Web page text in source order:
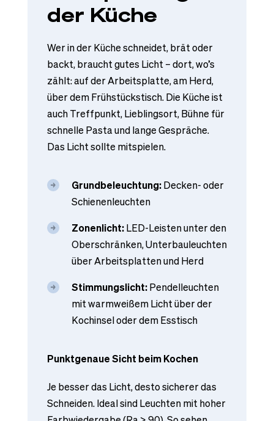
der Küche
Wer in der Küche schneidet, brät oder
backt, braucht gutes Licht – dort, wo’s
zählt: auf der Arbeitsplatte, am Herd,
über dem Frühstückstisch. Die Küche ist
auch Treffpunkt, Lieblingsort, Bühne für
schnelle Pasta und lange Gespräche.
Das Licht sollte mitspielen.
Grundbeleuchtung:Decken- oder
Schienenleuchten
Zonenlicht:LED-Leisten unter den
Oberschränken, Unterbauleuchten
über Arbeitsplatten und Herd
Stimmungslicht:Pendelleuchten
mit warmweißem Licht über der
Kochinsel oder dem Esstisch
Punktgenaue Sicht beim Kochen
Je besser das Licht, desto sicherer das
Schneiden. Ideal sind Leuchten mit hoher